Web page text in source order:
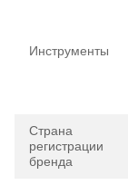
Инструменты
Страна
регистрации
бренда